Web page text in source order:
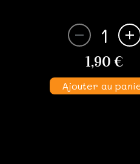
1
1,90 €
Ajouter au